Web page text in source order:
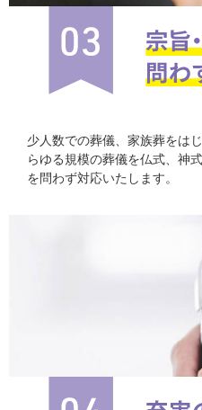
少人数での葬儀、家族葬をは
らゆる規模の葬儀を仏式、神
を問わず対応いたします。